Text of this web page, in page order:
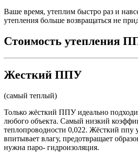
Ваше время, утеплим быстро раз и
утепления больше возвращаться не
Стоимость утепления
Жесткий ППУ
(самый теплый)
Только жёсткий ППУ идеально
любого объекта. Самый низкий
теплопроводности 0,022. Жёсткий ппу
впитывает влагу, предотвращает
нужна паро- гидроизоляция.